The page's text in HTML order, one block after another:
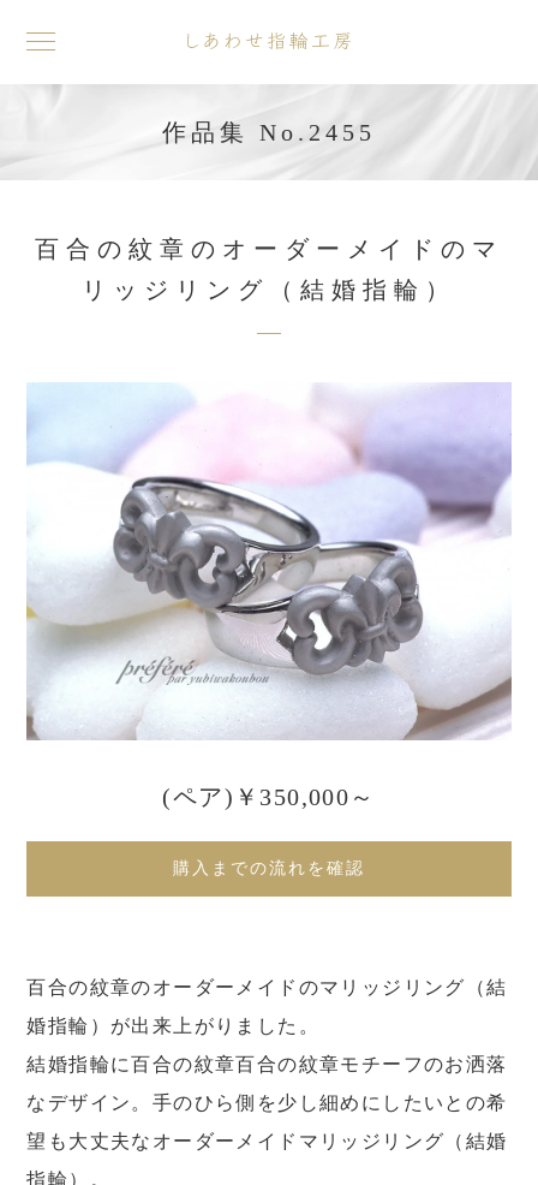
toggle
navigation
作品集 No.2455
百合の紋章のオーダーメイドのマ
リッジリング（結婚指輪）
(ペア)￥350,000～
購入までの流れを確認
百合の紋章のオーダーメイドのマリッジリング（結
婚指輪）が出来上がりました。
結婚指輪に百合の紋章百合の紋章モチーフのお洒落
なデザイン。手のひら側を少し細めにしたいとの希
望も大丈夫なオーダーメイドマリッジリング（結婚
指輪）。